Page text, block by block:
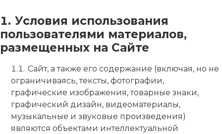
Условия использования
пользователями материалов,
размещенных на Сайте
Сайт, а также его содержание (включая, но не
ограничиваясь, тексты, фотографии,
графические изображения, товарные знаки,
графический дизайн, видеоматериалы,
музыкальные и звуковые произведения)
являются объектами интеллектуальной